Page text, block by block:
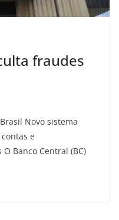
fraudes
Novo sistema
e
Banco Central (BC)